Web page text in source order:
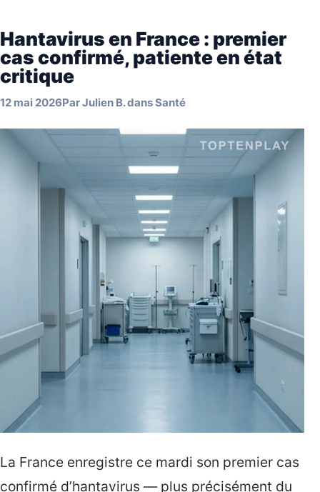
Hantavirus en France : premier
cas confirmé, patiente en état
critique
12 mai 2026ParJulien B.dansSanté
La France enregistre ce mardi son premier cas
confirmé d’hantavirus — plus précisément du